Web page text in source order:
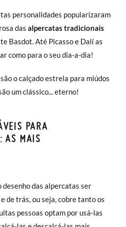
personalidades popularizaram
das alpercatas tradicionais
Basdot. Até Picasso e Dalí as
como para o seu dia-a-dia!
o calçado estrela para miúdos
um clássico... eterno!
PARA
AS MAIS
desenho das alpercatas ser
de trás, ou seja, cobre tanto os
pessoas optam por usá-las